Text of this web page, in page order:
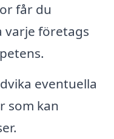
får du
varje företags
eventuella
som kan